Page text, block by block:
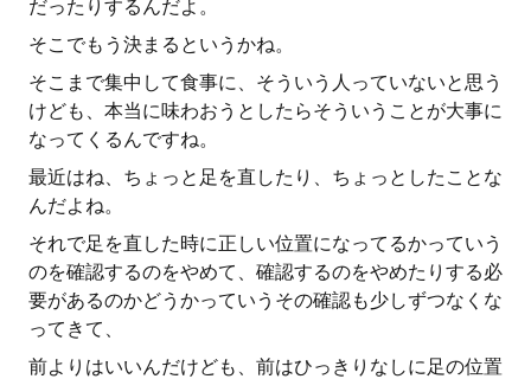
だったりするんだよ。
そこでもう決まるというかね。
そこまで集中して食事に、そういう人っていないと思う
けども、本当に味わおうとしたらそういうことが大事に
なってくるんですね。
最近はね、ちょっと足を直したり、ちょっとしたことな
んだよね。
それで足を直した時に正しい位置になってるかっていう
のを確認するのをやめて、確認するのをやめたりする必
要があるのかどうかっていうその確認も少しずつなくな
ってきて、
前よりはいいんだけども、前はひっきりなしに足の位置